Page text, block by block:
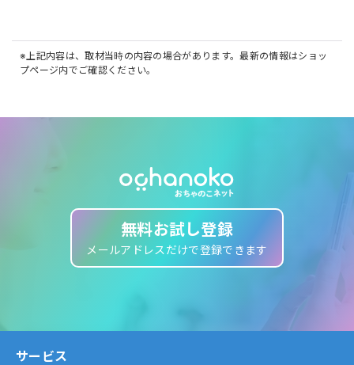
※上記内容は、取材当時の内容の場合があります。最新の情報はショッ
プページ内でご確認ください。
無料お試し登録
メールアドレスだけで登録できます
サービス